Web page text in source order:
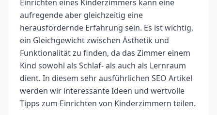
Einrichten eines Kinderzimmers kann eine
aufregende aber gleichzeitig eine
herausfordernde Erfahrung sein. Es ist wichtig,
ein Gleichgewicht zwischen Ästhetik und
Funktionalität zu finden, da das Zimmer einem
Kind sowohl als Schlaf- als auch als Lernraum
dient. In diesem sehr ausführlichen SEO Artikel
werden wir interessante Ideen und wertvolle
Tipps zum Einrichten von Kinderzimmern teilen.